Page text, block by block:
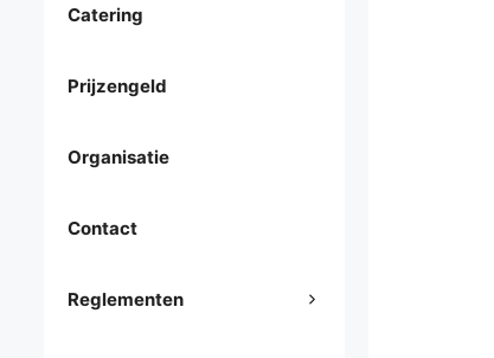
Catering
Prijzengeld
Organisatie
Contact
Reglementen